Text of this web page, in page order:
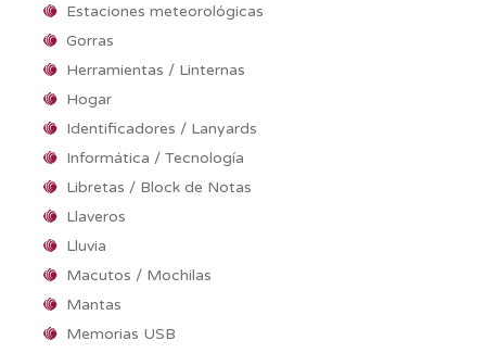
Estaciones meteorológicas
Gorras
Herramientas / Linternas
Hogar
Identificadores / Lanyards
Informática / Tecnología
Libretas / Block de Notas
Llaveros
Lluvia
Macutos / Mochilas
Mantas
Memorias USB